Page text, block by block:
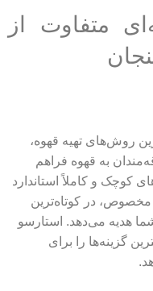
متفاوت از
روش‌های تهیه قهوه،
به قهوه فراهم
کوچک و کاملاً استاندارد
در کوتاه‌ترین
هدیه می‌دهد. استارسو
گزینه‌ها را برای